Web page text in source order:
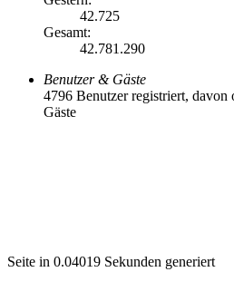
42.725
Gesamt:
42.781.290
Benutzer & Gäste
4796 Benutzer registriert, davon
Gäste
Seite in 0.04019 Sekunden generiert